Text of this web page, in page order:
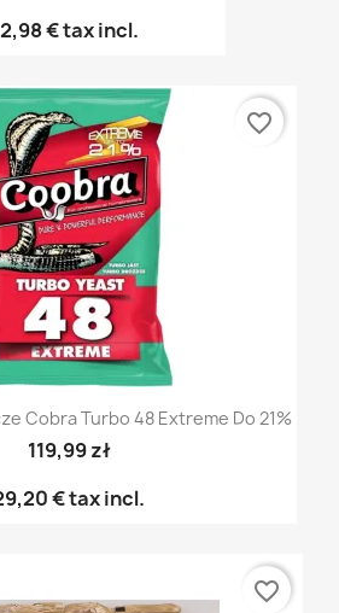
2,98 €tax incl.
Cobra Turbo 48 Extreme Do 21%
119,99 zł
€tax incl.
favorite_border
favorite_border